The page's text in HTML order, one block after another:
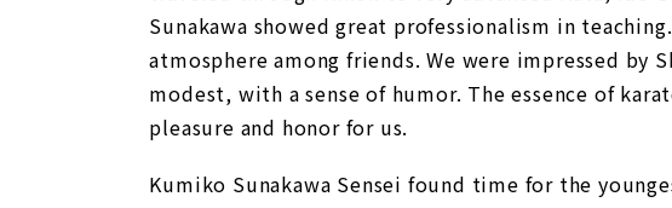
Sunakawa showed great professionalism in
atmosphere among friends. We were impressed by
modest, with a sense of humor. The essence of
pleasure and honor for us.
Kumiko Sunakawa Sensei found time for the